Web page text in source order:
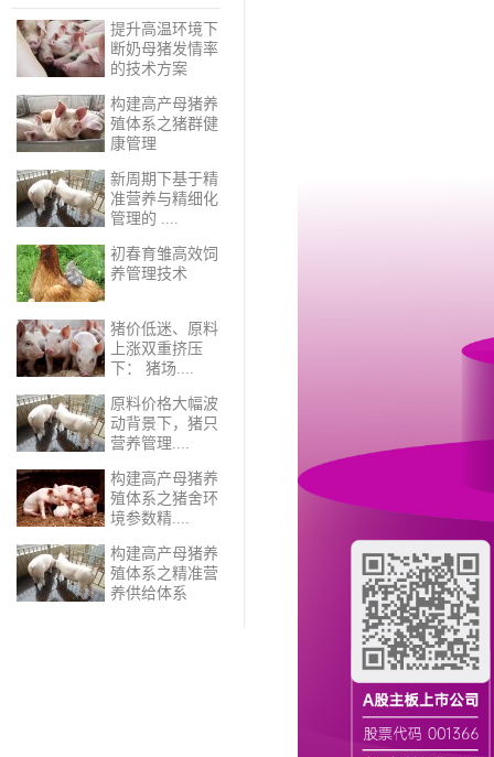
提升高温环境下
断奶母猪发情率
的技术方案
构建高产母猪养
殖体系之猪群健
康管理
新周期下基于精
准营养与精细化
管理的 ....
初春育雏高效饲
养管理技术
猪价低迷、原料
上涨双重挤压
下： 猪场....
原料价格大幅波
动背景下，猪只
营养管理....
构建高产母猪养
殖体系之猪舍环
境参数精....
构建高产母猪养
殖体系之精准营
养供给体系​